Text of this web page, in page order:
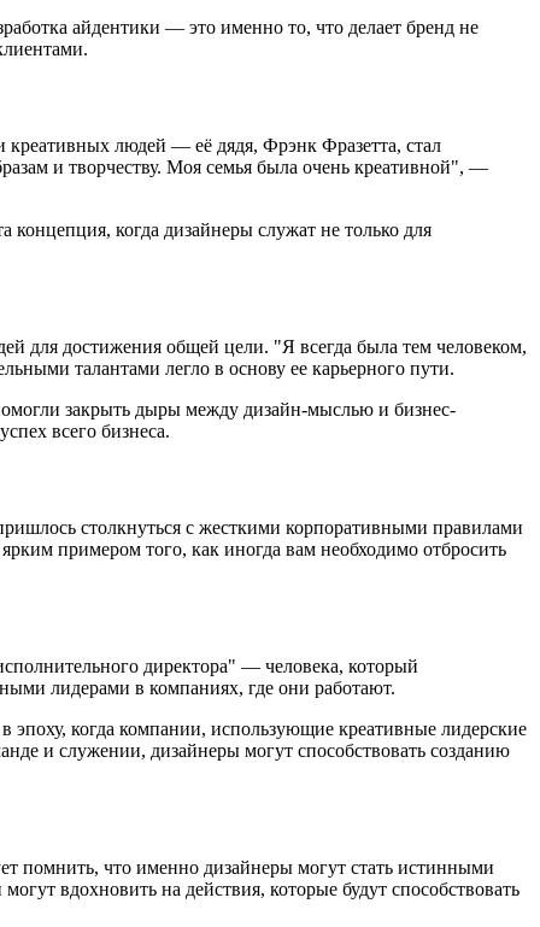
айдентики — это именно то, что делает бренд не
креативных людей — её дядя, Фрэнк Фразетта, стал
и творчеству. Моя семья была очень креативной", —
когда дизайнеры служат не только для
для достижения общей цели. "Я всегда была тем человеком,
талантами легло в основу ее карьерного пути.
закрыть дыры между дизайн-мыслью и бизнес-
всего бизнеса.
столкнуться с жесткими корпоративными правилами
примером того, как иногда вам необходимо отбросить
директора" — человека, который
лидерами в компаниях, где они работают.
когда компании, использующие креативные лидерские
и служении, дизайнеры могут способствовать созданию
помнить, что именно дизайнеры могут стать истинными
вдохновить на действия, которые будут способствовать